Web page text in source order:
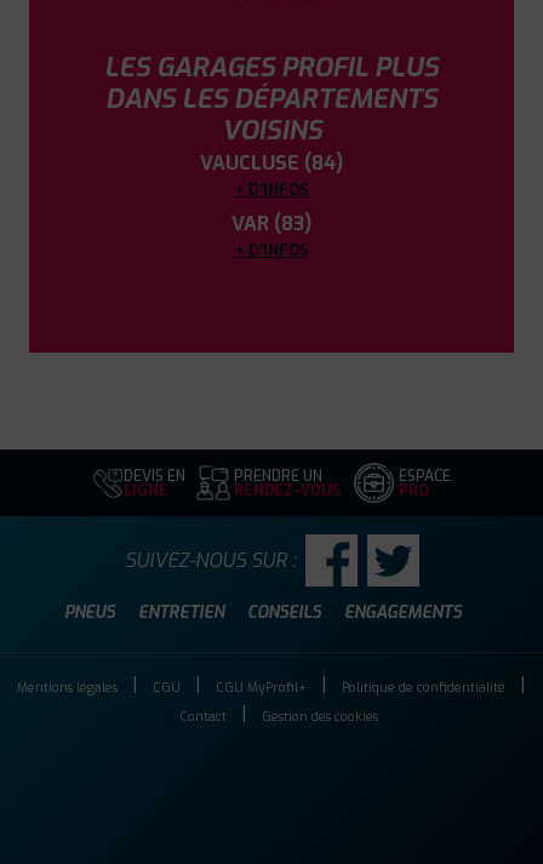
LES GARAGES PROFIL PLUS
DANS LES DÉPARTEMENTS
VOISINS
VAUCLUSE (84)
+ D'INFOS
VAR (83)
+ D'INFOS
DEVIS EN
LIGNE
PRENDRE UN
RENDEZ-VOUS
ESPACE
PRO
PNEUS ENTRETIEN CONSEILS ENGAGEMENTS
SUIVEZ-NOUS SUR :
Mentions légales CGU CGU MyProfil+
Politique de confidentialité
Contact
Gestion des cookies